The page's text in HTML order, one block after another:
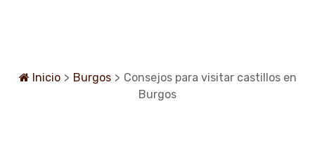
Inicio > Burgos > Consejos para visitar castillos en
Burgos